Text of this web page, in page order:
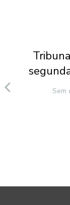
Sem